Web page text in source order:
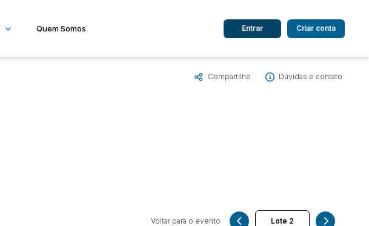
Cidade
Quem Somos Entrar Criar conta
Compartilhe Dúvidas e contato
Voltar para o evento